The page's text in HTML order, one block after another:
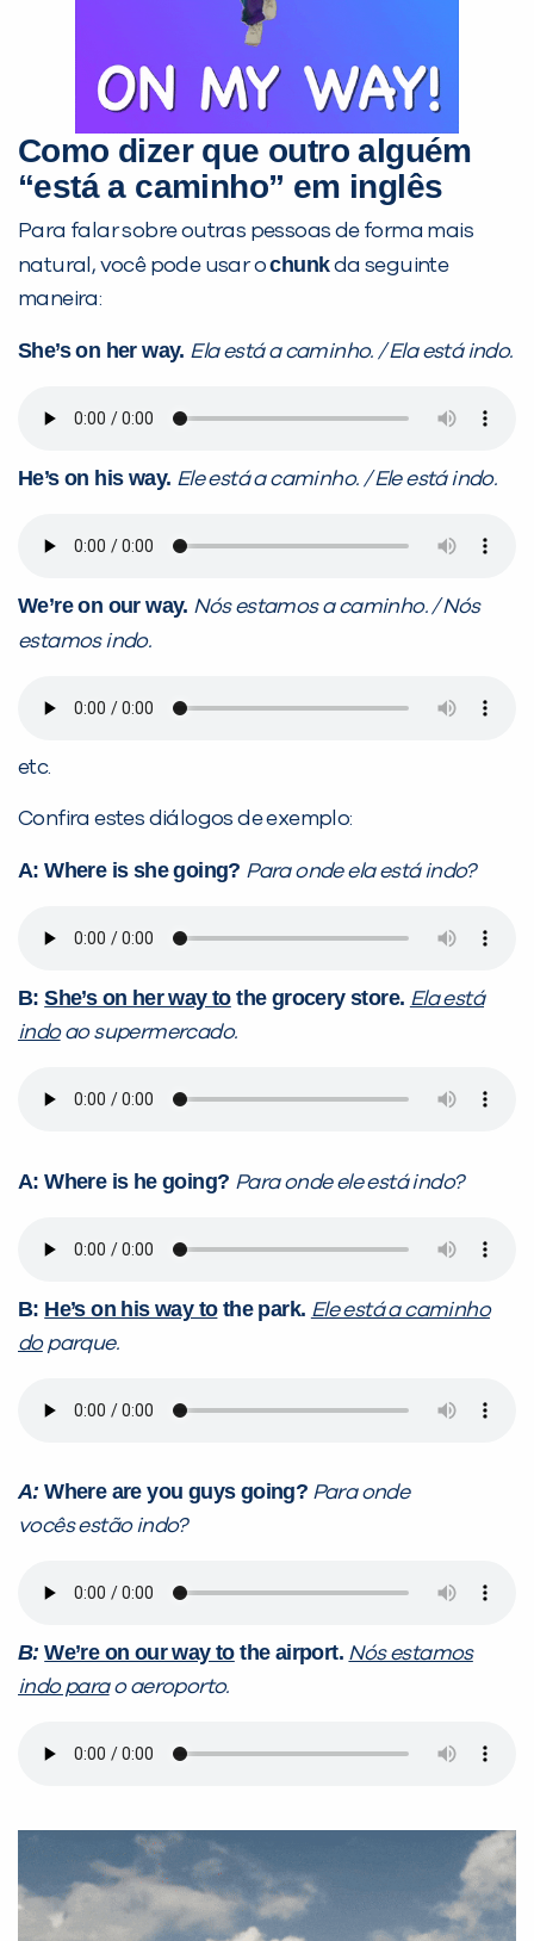
Como dizer que outro alguém
“está a caminho” em inglês
Para falar sobre outras pessoas de forma mais
natural, você pode usar ochunkda seguinte
maneira:
She’s on her way. Ela está a caminho. / Ela está indo.
He’s on his way. Ele está a caminho. / Ele está indo.
We’re on our way. Nós estamos a caminho. / Nós
estamos indo.
etc.
Confira estes diálogos de exemplo:
A: Where is she going? Para onde ela está indo?
B:She’s on her way tothe grocery store. Ela está
indo ao supermercado.
A: Where is he going? Para onde ele está indo?
B: He’s on his way tothe park. Ele está a caminho
doparque.
A:Where are you guys going? Para onde
vocês estão indo?
B:We’re on our way tothe airport. Nós estamos
indo parao aeroporto.